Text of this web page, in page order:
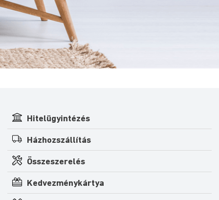
Hitelügyintézés
Házhozszállítás
Összeszerelés
Kedvezménykártya